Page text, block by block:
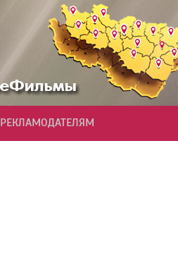
РЕКЛАМОДАТЕЛЯМ